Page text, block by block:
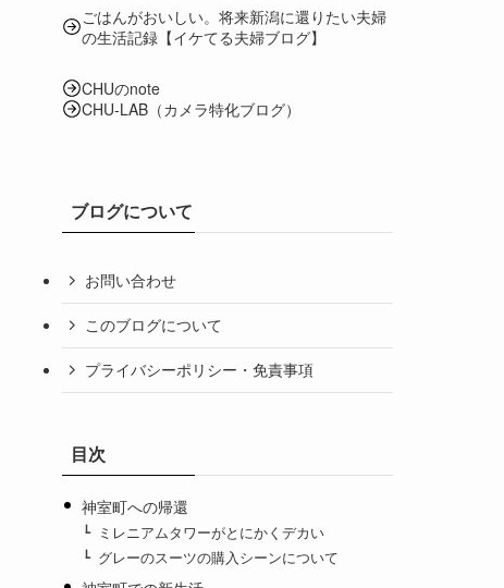
ごはんがおいしい。将来新潟に還りたい夫婦
の生活記録【イケてる夫婦ブログ】
CHUのnote
CHU-LAB（カメラ特化ブログ）
ブログについて
お問い合わせ
このブログについて
プライバシーポリシー・免責事項
目次
神室町への帰還
ミレニアムタワーがとにかくデカい
グレーのスーツの購入シーンについて